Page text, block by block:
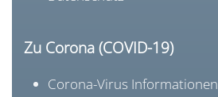
Zu Corona (COVID-19)
Corona-Virus Informationen